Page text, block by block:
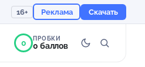
16+ Реклама Скачать
0 ПРОБКИ
0 баллов